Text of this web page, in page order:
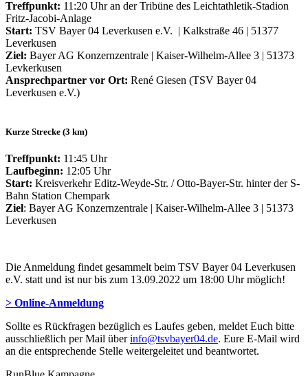
Treffpunkt: 11:20 Uhr an der Tribüne des Leichtathletik-Stadion
Fritz-Jacobi-Anlage
Start: TSV Bayer 04 Leverkusen e.V. | Kalkstraße 46 | 51377
Leverkusen
Ziel: Bayer AG Konzernzentrale | Kaiser-Wilhelm-Allee 3 | 51373
Levkerkusen
Ansprechpartner vor Ort: René Giesen (TSV Bayer 04
Leverkusen e.V.)
Kurze Strecke (3 km)
Treffpunkt: 11:45 Uhr
Laufbeginn: 12:05 Uhr
Start: Kreisverkehr Editz-Weyde-Str. / Otto-Bayer-Str. hinter der S-
Bahn Station Chempark
Ziel: Bayer AG Konzernzentrale | Kaiser-Wilhelm-Allee 3 | 51373
Leverkusen
Die Anmeldung findet gesammelt beim TSV Bayer 04 Leverkusen
e.V. statt und ist nur bis zum 13.09.2022 um 18:00 Uhr möglich!
> Online-Anmeldung
Sollte es Rückfragen bezüglich es Laufes geben, meldet Euch bitte
ausschließlich per Mail überinfo@tsvbayer04.de. Eure E-Mail wird
an die entsprechende Stelle weitergeleitet und beantwortet.